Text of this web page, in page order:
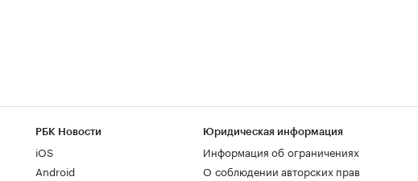
РБК Новости
iOS
Android
Юридическая информация
Информация об ограничениях
О соблюдении авторских прав